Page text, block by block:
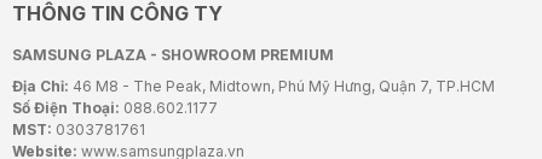
THÔNG TIN CÔNG TY
SAMSUNG PLAZA - SHOWROOM PREMIUM
Địa Chỉ: 46 M8 - The Peak, Midtown, Phú Mỹ Hưng, Quận 7, TP.HCM
Số Điện Thoại: 088.602.1177
MST: 0303781761
Website: www.samsungplaza.vn